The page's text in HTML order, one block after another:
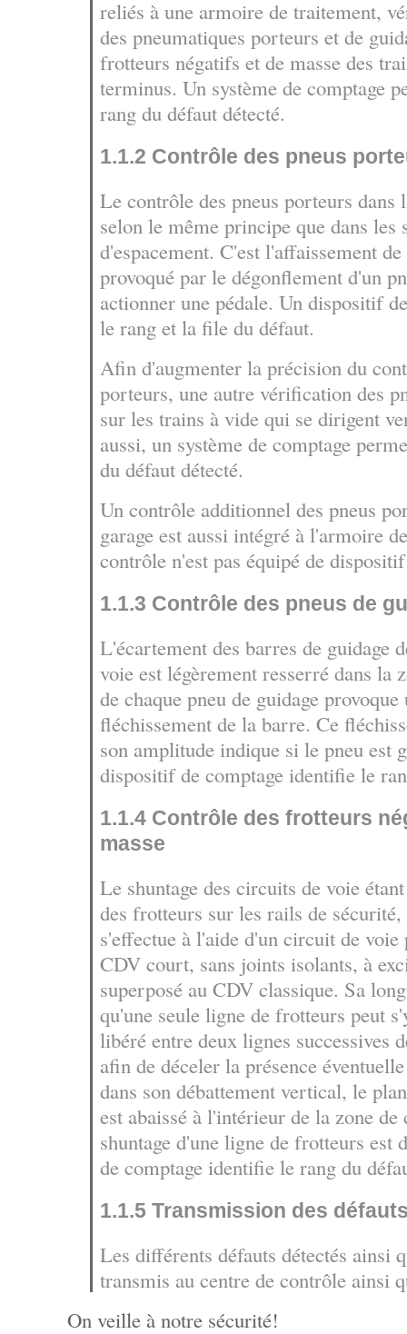
reliés à une armoire de traitement,
des pneumatiques porteurs et de
frotteurs négatifs et de masse des
terminus. Un système de comptage
rang du défaut détecté.
1.1.2 Contrôle des pneus
Le contrôle des pneus porteurs dans
selon le même principe que dans les
d'espacement. C'est l'affaissement
provoqué par le dégonflement d'un
actionner une pédale. Un dispositif
le rang et la file du défaut.
Afin d'augmenter la précision du
porteurs, une autre vérification des
sur les trains à vide qui se dirigent
aussi, un système de comptage
du défaut détecté.
Un contrôle additionnel des pneus
garage est aussi intégré à l'armoire
contrôle n'est pas équipé de
1.1.3 Contrôle des pneus de
L'écartement des barres de guidage
voie est légèrement resserré dans la
de chaque pneu de guidage provoque
fléchissement de la barre. Ce
son amplitude indique si le pneu est
dispositif de comptage identifie le
1.1.4 Contrôle des frotteurs
masse
Le shuntage des circuits de voie
des frotteurs sur les rails de
s'effectue à l'aide d'un circuit de
CDV court, sans joints isolants, à
superposé au CDV classique. Sa
qu'une seule ligne de frotteurs peut
libéré entre deux lignes successives
afin de déceler la présence
dans son débattement vertical, le
est abaissé à l'intérieur de la zone
shuntage d'une ligne de frotteurs est
de comptage identifie le rang du
1.1.5 Transmission des
Les différents défauts détectés ainsi
transmis au centre de contrôle ainsi
On veille à notre sécurité!